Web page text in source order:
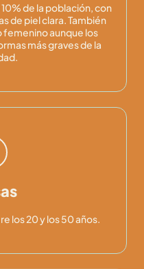
de la población, con
de piel clara. También
femenino aunque los
más graves de la
los 20 y los 50 años.